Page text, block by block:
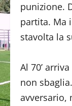
punizione.
partita. Ma
stavolta la
Al 70’
non
avversario,